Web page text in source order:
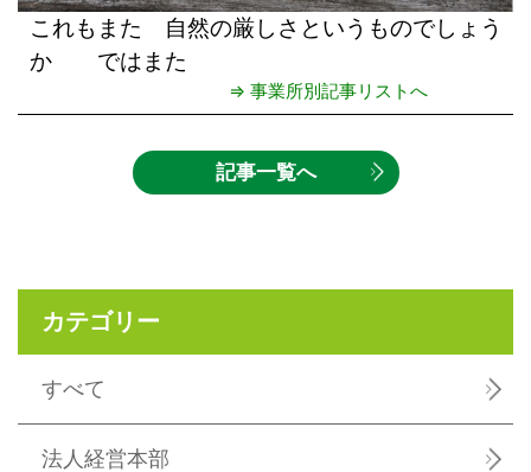
これもまた 自然の厳しさというものでしょう
か ではまた
⇒ 事業所別記事リストへ
記事一覧へ
カテゴリー
すべて
法人経営本部